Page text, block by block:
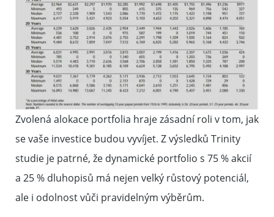
Zvolená alokace portfolia hraje zásadní roli v tom, jak
se vaše investice budou vyvíjet. Z výsledků Trinity
studie je patrné, že dynamické portfolio s 75 % akcií
a 25 % dluhopisů má nejen velký růstový potenciál,
ale i odolnost vůči pravidelným výběrům.